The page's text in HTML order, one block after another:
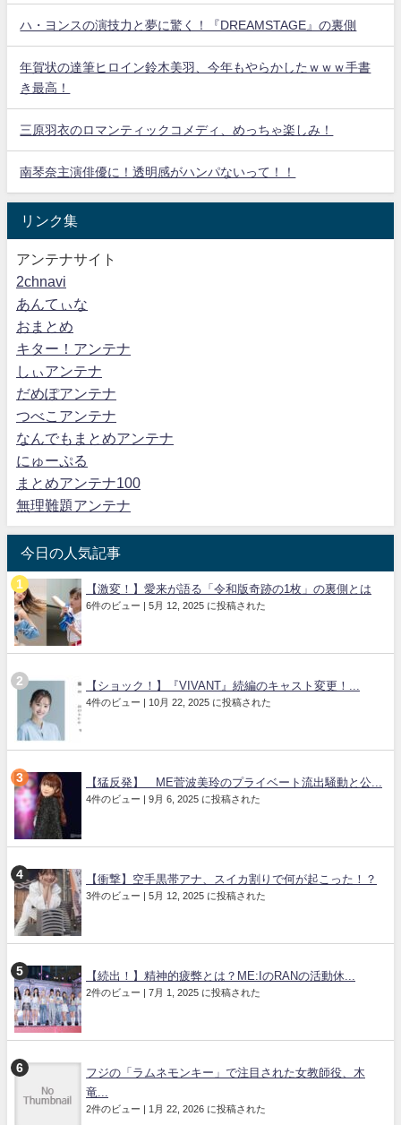
ハ・ヨンスの演技力と夢に驚く！『DREAMSTAGE』の裏側
年賀状の達筆ヒロイン鈴木美羽、今年もやらかしたｗｗｗ手書
き最高！
三原羽衣のロマンティックコメディ、めっちゃ楽しみ！
南琴奈主演俳優に！透明感がハンパないって！！
リンク集
アンテナサイト
2chnavi
あんてぃな
おまとめ
キター！アンテナ
しぃアンテナ
だめぽアンテナ
つべこアンテナ
なんでもまとめアンテナ
にゅーぷる
まとめアンテナ100
無理難題アンテナ
今日の人気記事
【激変！】愛来が語る「令和版奇跡の1枚」の裏側とは
6件のビュー | 5月 12, 2025 に投稿された
【ショック！】『VIVANT』続編のキャスト変更！...
4件のビュー | 10月 22, 2025 に投稿された
【猛反発】≠ME菅波美玲のプライベート流出騒動と公...
4件のビュー | 9月 6, 2025 に投稿された
【衝撃】空手黒帯アナ、スイカ割りで何が起こった！？
3件のビュー | 5月 12, 2025 に投稿された
【続出！】精神的疲弊とは？ME:IのRANの活動休...
2件のビュー | 7月 1, 2025 に投稿された
フジの「ラムネモンキー」で注目された女教師役、木
竜...
2件のビュー | 1月 22, 2026 に投稿された